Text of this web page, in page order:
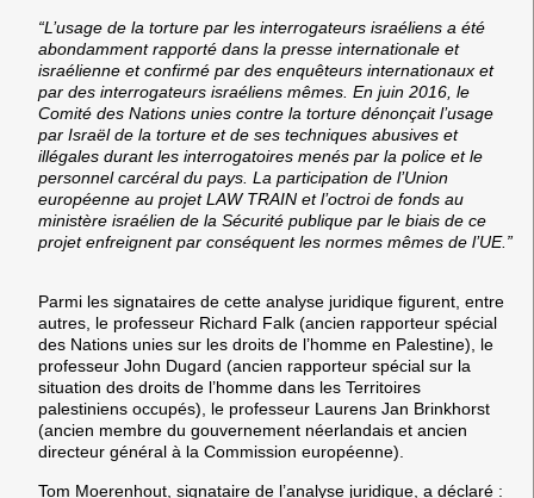
“L’usage de la torture par les interrogateurs israéliens a été
abondamment rapporté dans la presse internationale et
israélienne et confirmé par des enquêteurs internationaux et
par des interrogateurs israéliens mêmes. En juin 2016, le
Comité des Nations unies contre la torture dénonçait l’usage
par Israël de la torture et de ses techniques abusives et
illégales durant les interrogatoires menés par la police et le
personnel carcéral du pays. La participation de l’Union
européenne au projet LAW TRAIN et l’octroi de fonds au
ministère israélien de la Sécurité publique par le biais de ce
projet enfreignent par conséquent les normes mêmes de l’UE.”
Parmi les signataires de cette analyse juridique figurent, entre
autres, le professeur Richard Falk (ancien rapporteur spécial
des Nations unies sur les droits de l’homme en Palestine), le
professeur John Dugard (ancien rapporteur spécial sur la
situation des droits de l’homme dans les Territoires
palestiniens occupés), le professeur Laurens Jan Brinkhorst
(ancien membre du gouvernement néerlandais et ancien
directeur général à la Commission européenne).
Tom Moerenhout, signataire de l’analyse juridique, a déclaré :